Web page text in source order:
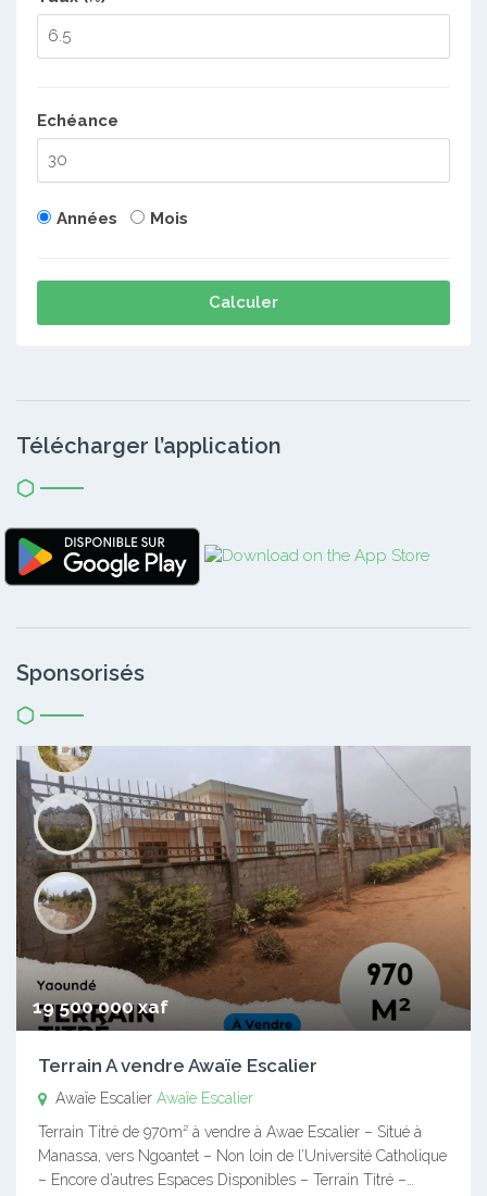
Echéance
Années Mois
Calculer
Télécharger l’application
Sponsorisés
19 500 000 xaf
Terrain A vendre Awaïe Escalier
Awaïe Escalier Awaïe Escalier
Terrain Titré de 970m² à vendre à Awae Escalier – Situé à
Manassa, vers Ngoantet – Non loin de l’Université Catholique
– Encore d’autres Espaces Disponibles – Terrain Titré –…